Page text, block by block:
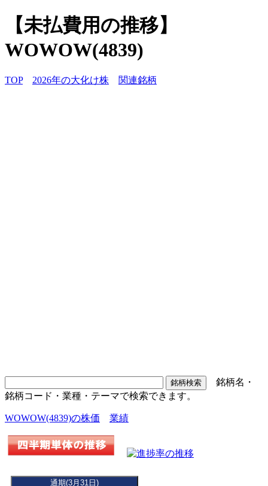
【未払費用の推移】
WOWOW(4839)
TOP 2026年の大化け株 関連銘柄
銘柄名・
銘柄コード・業種・テーマで検索できます。
WOWOW(4839)の株価 業績